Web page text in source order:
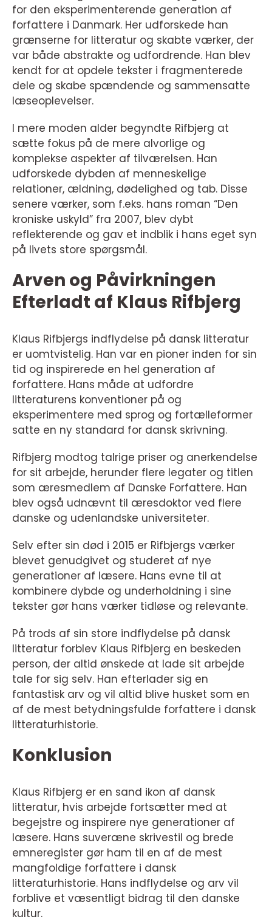
for den eksperimenterende generation af
forfattere i Danmark. Her udforskede han
grænserne for litteratur og skabte værker, der
var både abstrakte og udfordrende. Han blev
kendt for at opdele tekster i fragmenterede
dele og skabe spændende og sammensatte
læseoplevelser.
I mere moden alder begyndte Rifbjerg at
sætte fokus på de mere alvorlige og
komplekse aspekter af tilværelsen. Han
udforskede dybden af menneskelige
relationer, ældning, dødelighed og tab. Disse
senere værker, som f.eks. hans roman “Den
kroniske uskyld” fra 2007, blev dybt
reflekterende og gav et indblik i hans eget syn
på livets store spørgsmål.
Arven og Påvirkningen
Efterladt af Klaus Rifbjerg
Klaus Rifbjergs indflydelse på dansk litteratur
er uomtvistelig. Han var en pioner inden for sin
tid og inspirerede en hel generation af
forfattere. Hans måde at udfordre
litteraturens konventioner på og
eksperimentere med sprog og fortælleformer
satte en ny standard for dansk skrivning.
Rifbjerg modtog talrige priser og anerkendelse
for sit arbejde, herunder flere legater og titlen
som æresmedlem af Danske Forfattere. Han
blev også udnævnt til æresdoktor ved flere
danske og udenlandske universiteter.
Selv efter sin død i 2015 er Rifbjergs værker
blevet genudgivet og studeret af nye
generationer af læsere. Hans evne til at
kombinere dybde og underholdning i sine
tekster gør hans værker tidløse og relevante.
På trods af sin store indflydelse på dansk
litteratur forblev Klaus Rifbjerg en beskeden
person, der altid ønskede at lade sit arbejde
tale for sig selv. Han efterlader sig en
fantastisk arv og vil altid blive husket som en
af de mest betydningsfulde forfattere i dansk
litteraturhistorie.
Konklusion
Klaus Rifbjerg er en sand ikon af dansk
litteratur, hvis arbejde fortsætter med at
begejstre og inspirere nye generationer af
læsere. Hans suveræne skrivestil og brede
emneregister gør ham til en af de mest
mangfoldige forfattere i dansk
litteraturhistorie. Hans indflydelse og arv vil
forblive et væsentligt bidrag til den danske
kultur.